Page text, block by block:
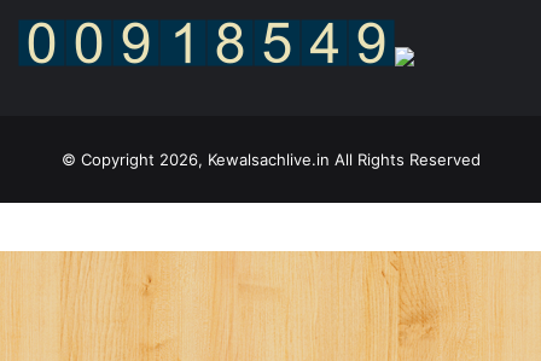
© Copyright 2026, Kewalsachlive.in All Rights Reserved